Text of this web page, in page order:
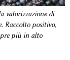
valorizzazione di
Raccolto positivo,
più in alto